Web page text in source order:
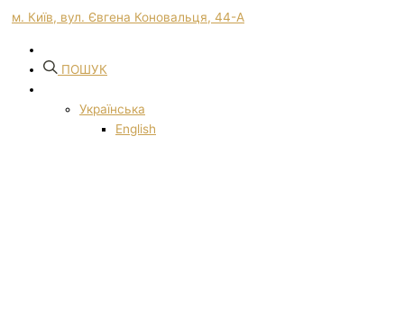
м. Київ, вул. Євгена Коновальця, 44-А
ПОШУК
Українська
English